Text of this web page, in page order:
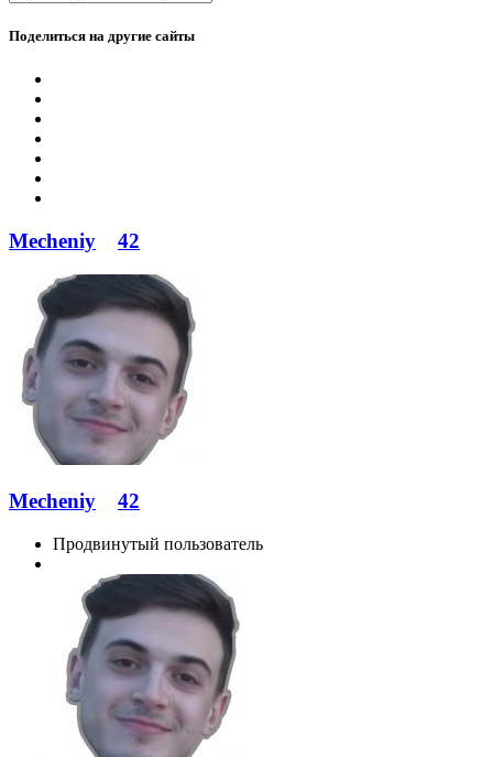
Поделиться на другие сайты
Mecheniy 42
Mecheniy 42
Продвинутый пользователь